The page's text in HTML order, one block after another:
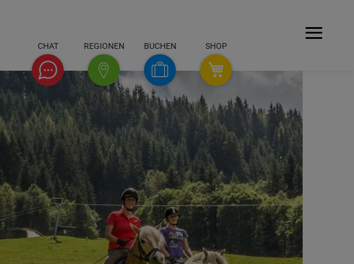
CHAT
Chat
REGIONEN
Regionen
BUCHEN
Buchen
SHOP
SHOP